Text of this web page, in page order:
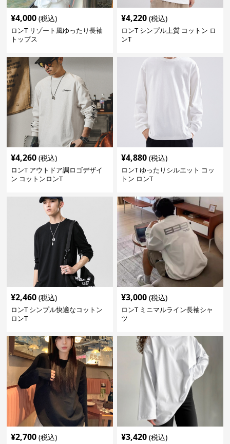
¥4,000 (税込)
ロンT リゾート風ゆったり長袖
トップス
¥4,220 (税込)
ロンT シンプル上質 コットン ロ
ンT
¥4,260 (税込)
ロンT アウトドア調ロゴデザイ
ン コットンロンT
¥4,880 (税込)
ロンT ゆったりシルエット コッ
トン ロンT
¥2,460 (税込)
ロンT シンプル快適なコットン
ロンT
¥3,000 (税込)
ロンT ミニマルライン長袖シャ
ツ
¥2,700 (税込) ¥3,420 (税込)